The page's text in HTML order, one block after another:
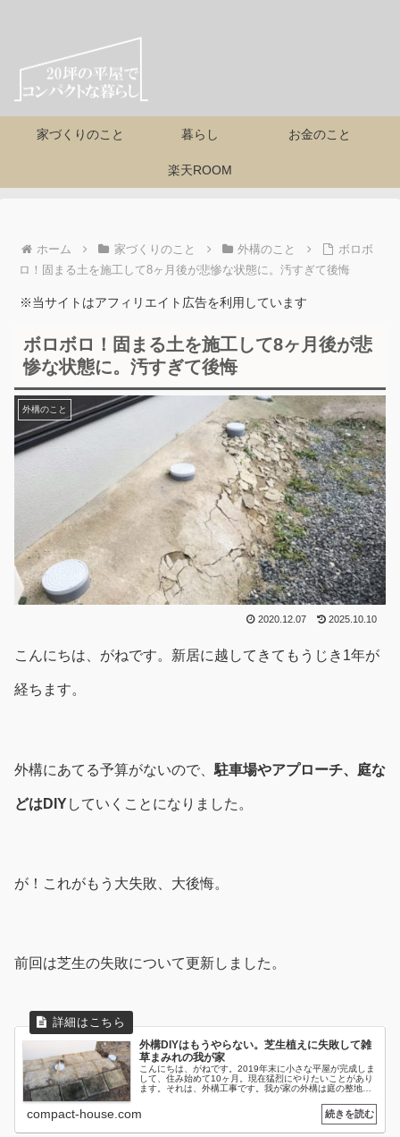
家づくりのこと 暮らし お金のこと
楽天ROOM
ホーム 家づくりのこと 外構のこと
ボロボ
ロ！固まる土を施工して8ヶ月後が悲惨な状態に。汚すぎて後悔
※当サイトはアフィリエイト広告を利用しています
ボロボロ！固まる土を施工して8ヶ月後が悲
惨な状態に。汚すぎて後悔
外構のこと
2020.12.07 2025.10.10
こんにちは、がねです。新居に越してきてもうじき1年が
経ちます。
外構にあてる予算がないので、 駐車場やアプローチ、庭な
どはDIYしていくことになりました。
が！これがもう大失敗、大後悔。
前回は芝生の失敗について更新しました。
外構DIYはもうやらない。芝生植えに失敗して雑
草まみれの我が家
こんにちは、がねです。2019年末に小さな平屋が完成しま
して、住み始めて10ヶ月。現在猛烈にやりたいことがあり
ます。それは、外構工事です。我が家の外構は庭の整地
compact-house.com